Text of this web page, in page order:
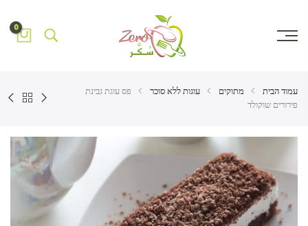
0
עמוד הבית מתוקים עוגות ללא סוכר
פס עוגת גבינת
פירורים שוקולד